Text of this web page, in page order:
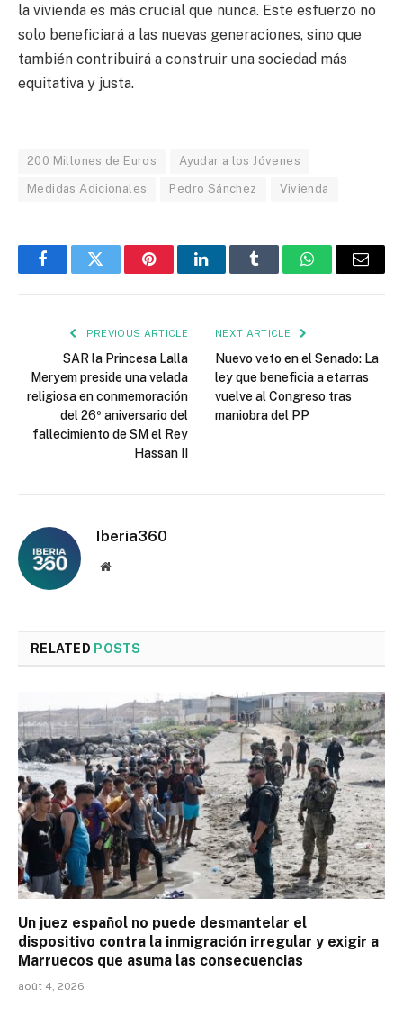
la vivienda es más crucial que nunca. Este esfuerzo no
solo beneficiará a las nuevas generaciones, sino que
también contribuirá a construir una sociedad más
equitativa y justa.
200 Millones de Euros Ayudar a los Jóvenes
Medidas Adicionales Pedro Sánchez Vivienda
FacebookTwitter PinterestLinkedInTumblr WhatsAppEmail
PREVIOUS ARTICLE
SAR la Princesa Lalla
Meryem preside una velada
religiosa en conmemoración
del 26º aniversario del
fallecimiento de SM el Rey
Hassan II
NEXT ARTICLE
Nuevo veto en el Senado: La
ley que beneficia a etarras
vuelve al Congreso tras
maniobra del PP
Iberia360
Website
RELATED POSTS
Un juez español no puede desmantelar el
dispositivo contra la inmigración irregular y exigir a
Marruecos que asuma las consecuencias
août 4, 2026